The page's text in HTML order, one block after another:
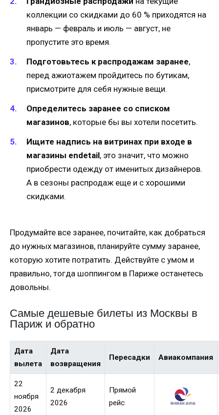
коллекции со скидками до 60 % приходятся на
январь — февраль и июль — август, не
пропустите это время.
Подготовьтесь к распродажам заранее,
перед ажиотажем пройдитесь по бутикам,
присмотрите для себя нужные вещи.
Определитесь заранее со списком
магазинов, которые бы вы хотели посетить.
Ищите надпись на витринах при входе в
магазины endetail, это значит, что можно
приобрести одежду от именитых дизайнеров.
А в сезоны распродаж еще и с хорошими
скидками.
Продумайте все заранее, почитайте, как добраться
до нужных магазинов, планируйте сумму заранее,
которую хотите потратить. Действуйте с умом и
правильно, тогда шоппингом в Париже останетесь
довольны.
Самые дешевые билеты из Москвы в
Париж и обратно
Дата
вылета
Дата
возвращения
Пересадки Авиакомпания
22
ноября
2026
2 декабря
2026
Прямой
рейс